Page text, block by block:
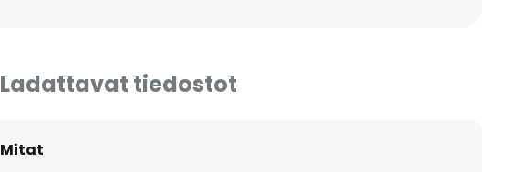
Ladattavat tiedostot
Mitat